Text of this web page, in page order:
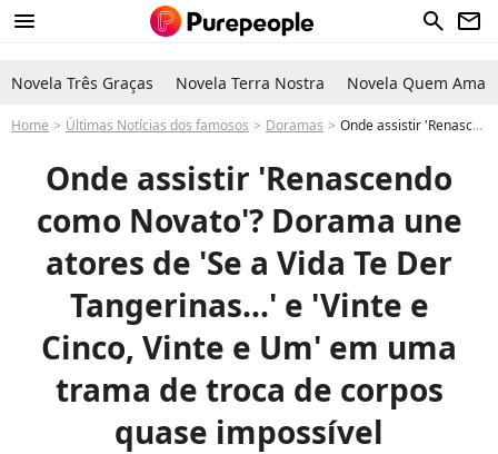
menu search newsletter
Novela Três Graças Novela Terra Nostra Novela Quem Ama
Home Últimas Notícias dos famosos Doramas Onde assistir 'Renascendo como Novato'? Dorama une atores de 'Se a Vida Te Der Tangerinas...' e 'Vinte e Cinco, Vinte e Um' em uma trama viciante
Onde assistir 'Renascendo
como Novato'? Dorama une
atores de 'Se a Vida Te Der
Tangerinas...' e 'Vinte e
Cinco, Vinte e Um' em uma
trama de troca de corpos
quase impossível